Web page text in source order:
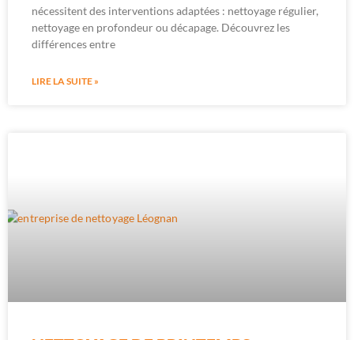
nécessitent des interventions adaptées : nettoyage régulier,
nettoyage en profondeur ou décapage. Découvrez les
différences entre
LIRE LA SUITE »